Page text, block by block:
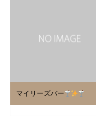
マイリーズバー